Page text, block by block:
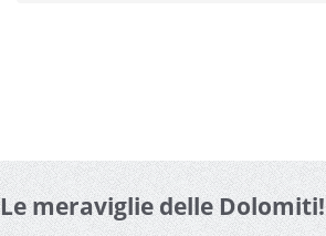
Le meraviglie delle Dolomiti!